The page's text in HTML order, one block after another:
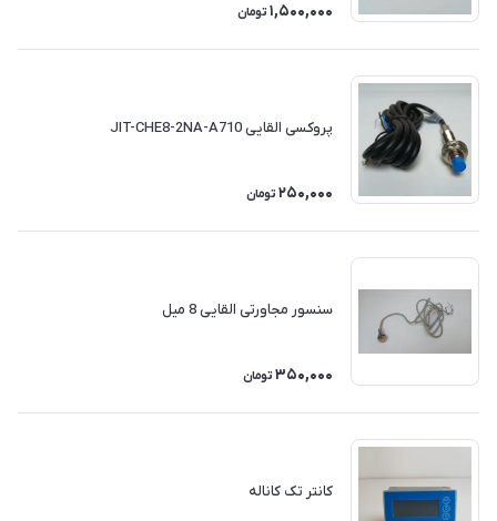
1,500,000 تومان
پروکسی القایی JIT-CHE8-2NA-A710
250,000 تومان
سنسور مجاورتی القایی 8 میل
350,000 تومان
کانتر تک کاناله